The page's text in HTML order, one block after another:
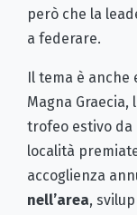
però che la
a federare.
Il tema è anche
Magna
trofeo estivo da
località
accoglienza
nell’area,